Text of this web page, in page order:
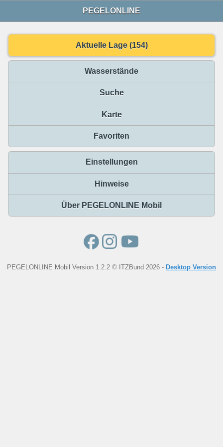
PEGELONLINE
Aktuelle Lage (154)
Wasserstände
Suche
Karte
Favoriten
Einstellungen
Hinweise
Über PEGELONLINE Mobil
PEGELONLINE Mobil Version 1.2.2 © ITZBund 2026 - Desktop Version